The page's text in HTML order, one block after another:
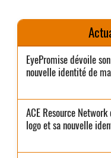
EyePromise dévoile
nouvelle identité de
ACE Resource
logo et sa nouvelle